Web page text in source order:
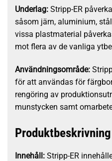
Underlag: Stripp-ER
såsom järn, aluminium,
vissa plastmaterial
mot flera av de vanliga
Användningsområde:
för att användas för
rengöring av
munstycken samt
Produktbeskrivning
Innehåll: Stripp-ER